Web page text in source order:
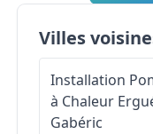
Villes
Installation
à Chaleur
Gabéric